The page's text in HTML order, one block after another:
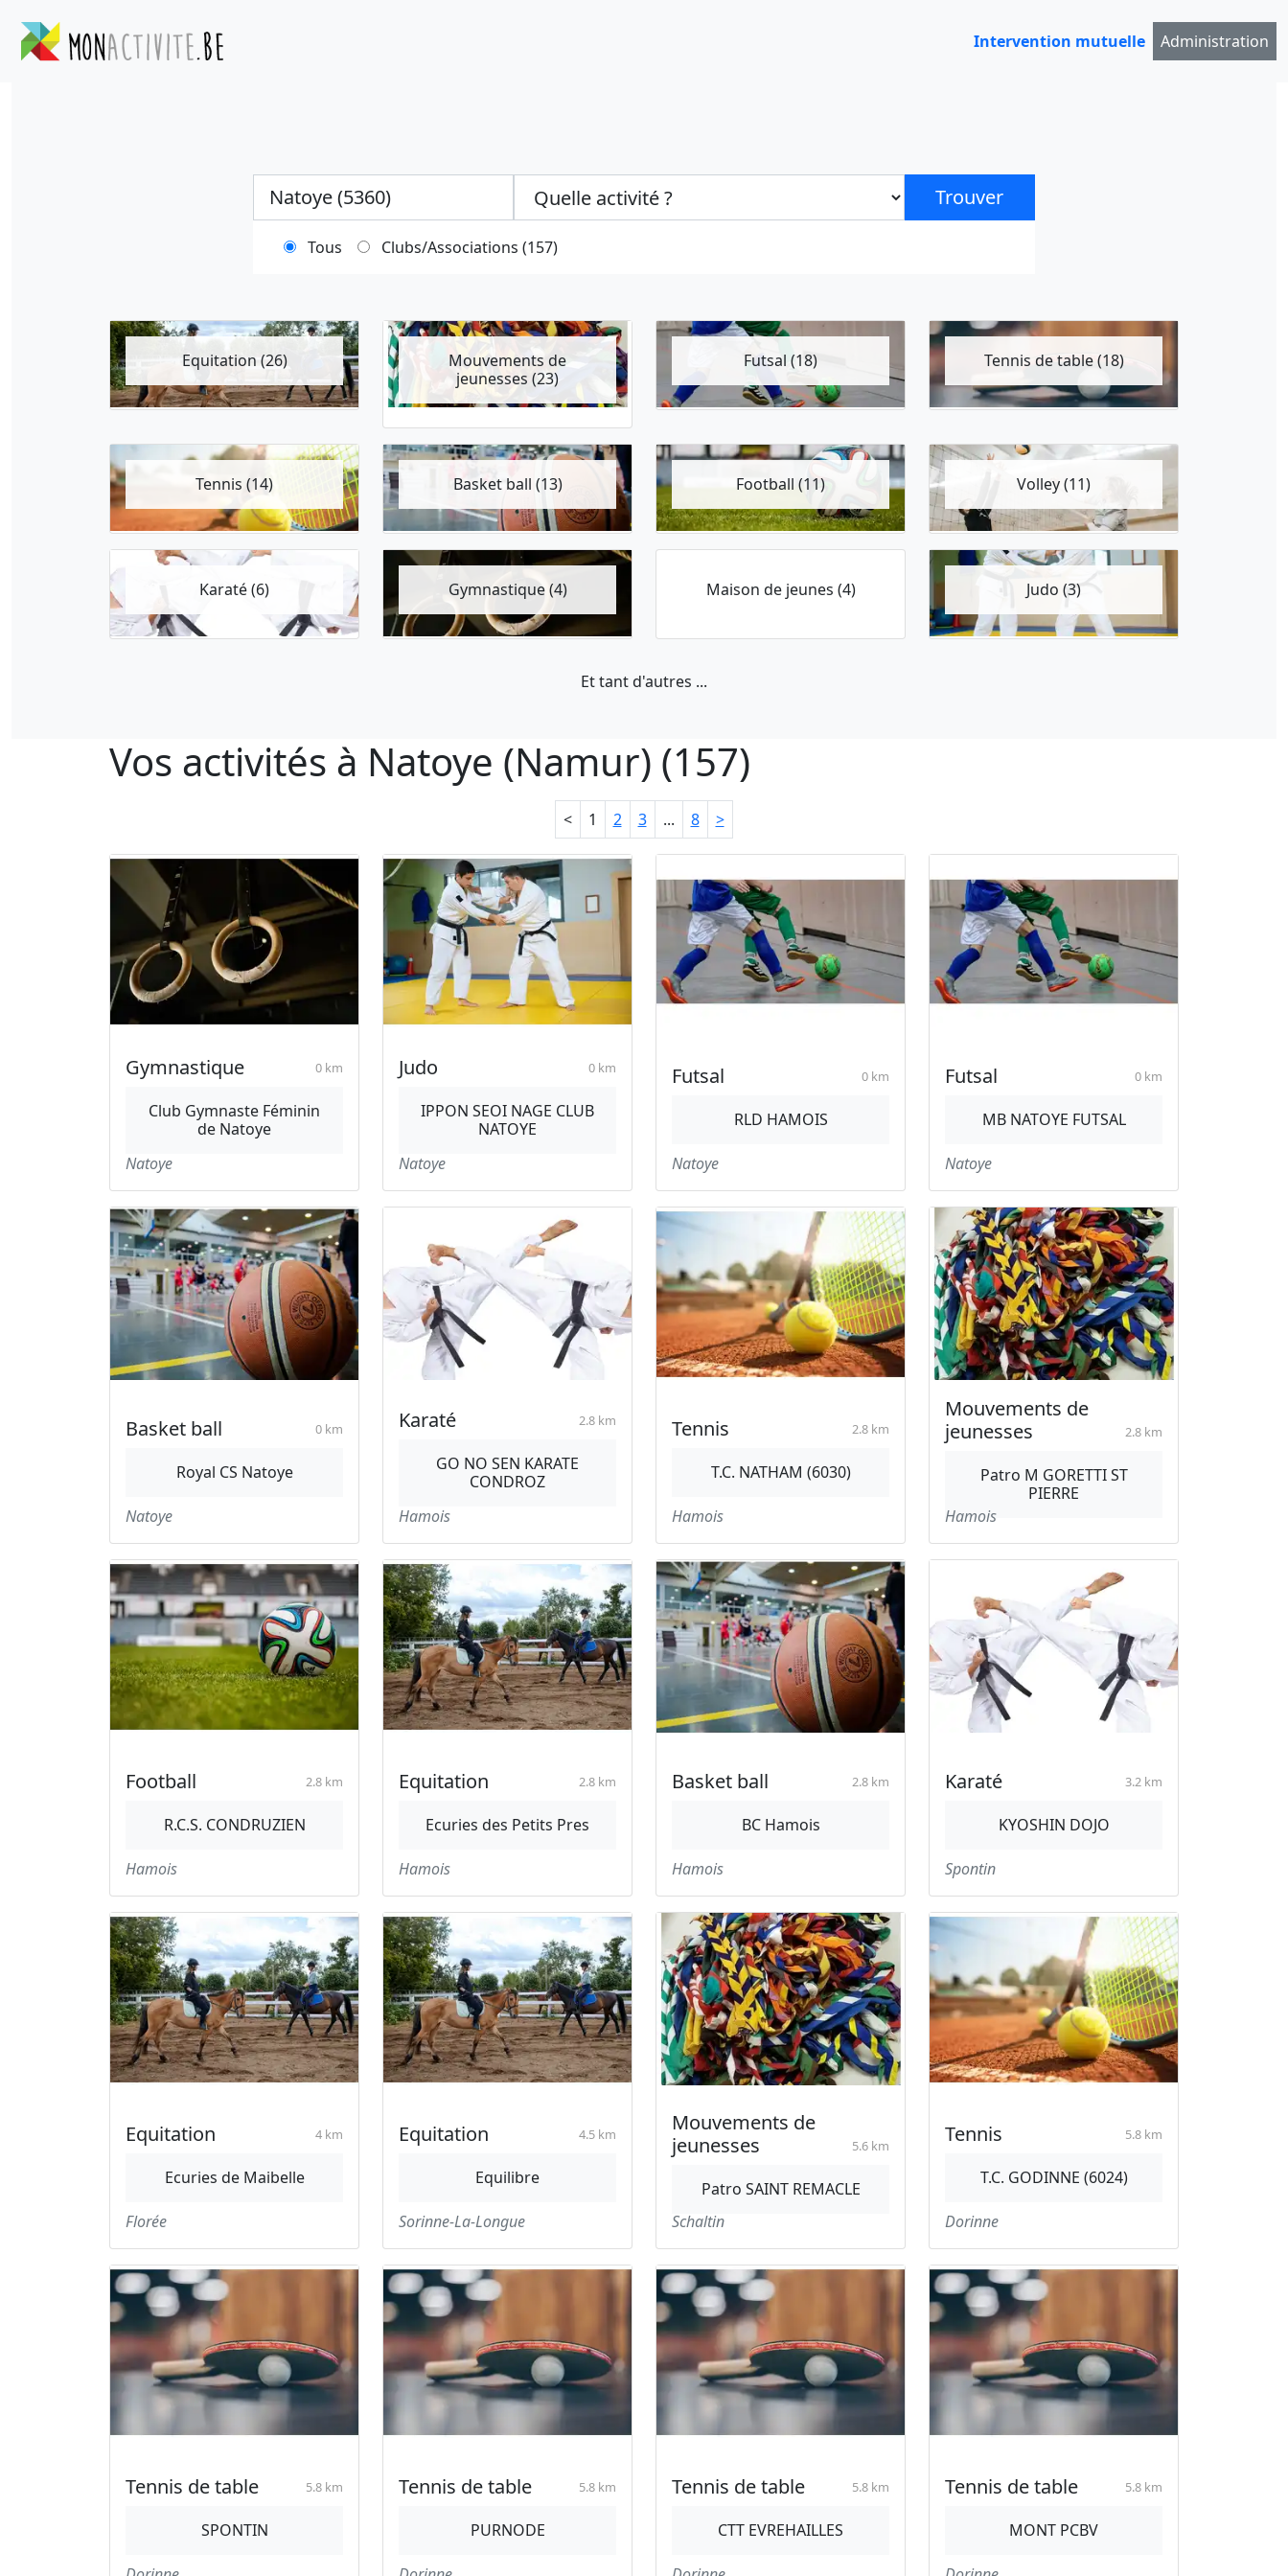
Intervention mutuelle Administration
Trouver
Tous Clubs/Associations (157)
Equitation (26)
Mouvements de
jeunesses (23)
Futsal (18) Tennis de table (18)
Tennis (14) Basket ball (13) Football (11) Volley (11)
Karaté (6) Gymnastique (4) Maison de jeunes (4) Judo (3)
Et tant d'autres ...
Vos activités à Natoye (Namur) (157)
< 1 2 3 ... 8 >
Gymnastique 0 km
Club Gymnaste Féminin
de Natoye
Natoye
Judo 0 km
IPPON SEOI NAGE CLUB
NATOYE
Natoye
Futsal 0 km
RLD HAMOIS
Natoye
Futsal 0 km
MB NATOYE FUTSAL
Natoye
Basket ball 0 km
Royal CS Natoye
Natoye
Karaté 2.8 km
GO NO SEN KARATE
CONDROZ
Hamois
Tennis 2.8 km
T.C. NATHAM (6030)
Hamois
Mouvements de
jeunesses
2.8 km
Patro M GORETTI ST
PIERRE
Hamois
Football 2.8 km
R.C.S. CONDRUZIEN
Hamois
Equitation 2.8 km
Ecuries des Petits Pres
Hamois
Basket ball 2.8 km
BC Hamois
Hamois
Karaté 3.2 km
KYOSHIN DOJO
Spontin
Equitation 4 km
Ecuries de Maibelle
Florée
Equitation 4.5 km
Equilibre
Sorinne-La-Longue
Mouvements de
jeunesses
5.6 km
Patro SAINT REMACLE
Schaltin
Tennis 5.8 km
T.C. GODINNE (6024)
Dorinne
Tennis de table 5.8 km
SPONTIN
Tennis de table 5.8 km
PURNODE
Tennis de table 5.8 km
CTT EVREHAILLES
Tennis de table 5.8 km
MONT PCBV